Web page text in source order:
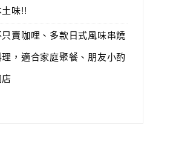
味!!
賣咖哩、多款日式風味串燒
，適合家庭聚餐、朋友小酌